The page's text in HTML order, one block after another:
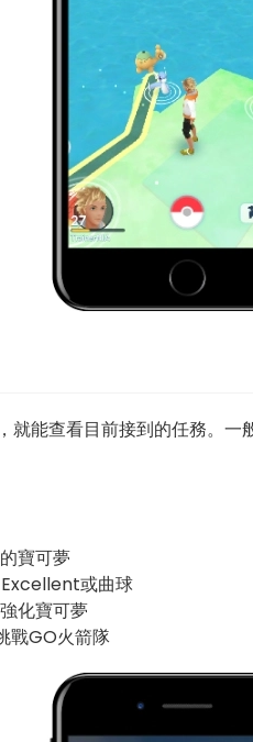
就能查看目前接到的任務。
寶可夢
或曲球
化寶可夢
戰GO火箭隊